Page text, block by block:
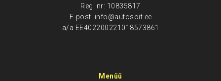
Reg. nr: 10835817
E-post: info@autosoit.ee
a/a EE402200221018573861
Menüü